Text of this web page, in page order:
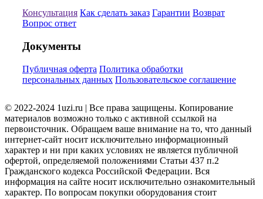
Консультация Как сделать заказ Гарантии Возврат
Вопрос ответ
Документы
Публичная оферта Политика обработки
персональных данных Пользовательское соглашение
© 2022-2024 1uzi.ru | Все права защищены. Копирование
материалов возможно только с активной ссылкой на
первоисточник. Обращаем ваше внимание на то, что данный
интернет-сайт носит исключительно информационный
характер и ни при каких условиях не является публичной
офертой, определяемой положениями Статьи 437 п.2
Гражданского кодекса Российской Федерации. Вся
информация на сайте носит исключительно ознакомительный
характер. По вопросам покупки оборудования стоит